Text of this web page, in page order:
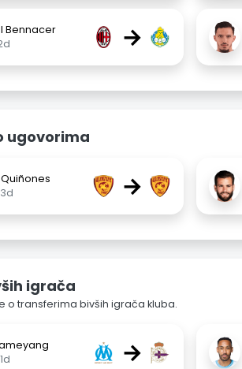
Bennacer
→
ugovorima
→
igrača
o transferima bivših igrača kluba.
→